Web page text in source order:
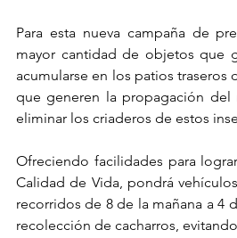
Para esta nueva campaña de
mayor cantidad de objetos que
acumularse en los patios
que generen la propagación
eliminar los criaderos de estos
Ofreciendo facilidades para
Calidad de Vida, pondrá
recorridos de 8 de la mañana a 4
recolección de cacharros,